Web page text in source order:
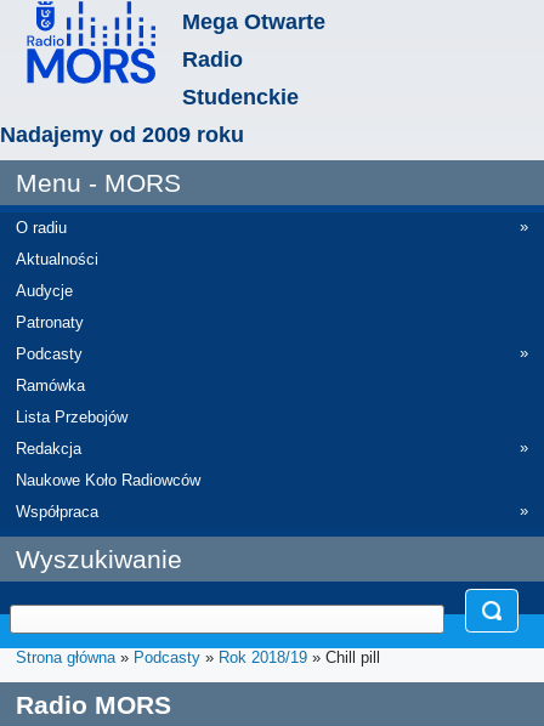
Mega Otwarte
Radio
Studenckie
Nadajemy od 2009 roku
Menu - MORS
O radiu
»
Aktualności
Audycje
Patronaty
Podcasty
»
Ramówka
Lista Przebojów
Redakcja
»
Naukowe Koło Radiowców
Współpraca
»
Wyszukiwanie
Strona główna» Podcasty » Rok 2018/19 » Chill pill
Radio MORS